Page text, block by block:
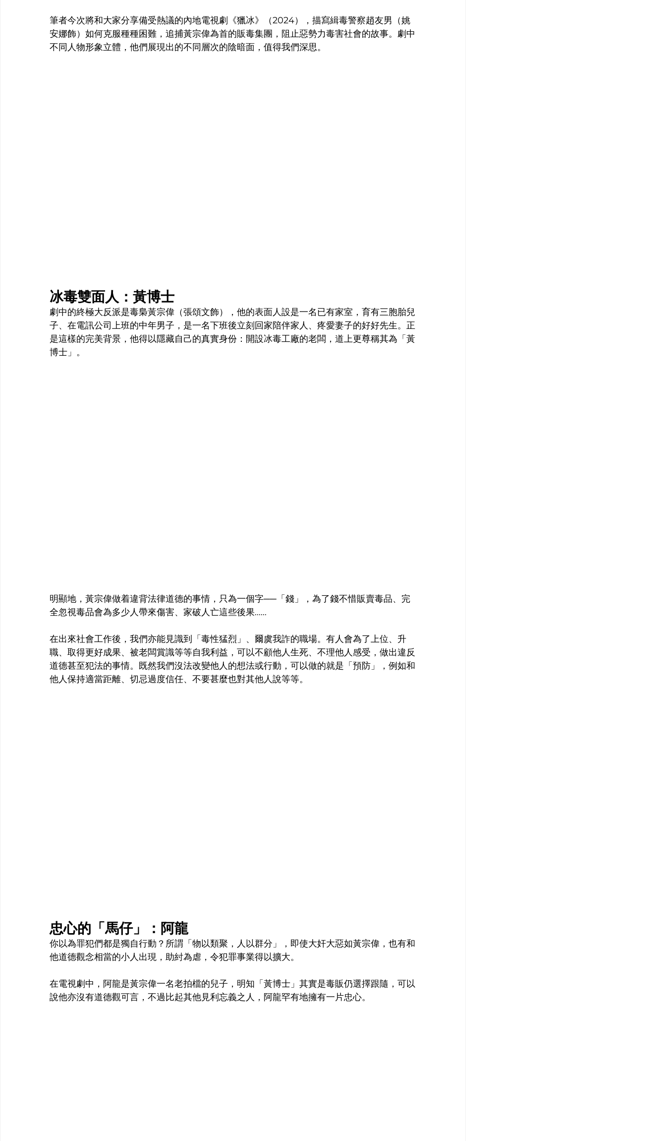
筆者今次將和大家分享備受熱議的內地電視劇《獵冰》（2024），描寫緝毒警察趙友男（姚
安娜飾）如何克服種種困難，追捕黃宗偉為首的販毒集團，阻止惡勢力毒害社會的故事。劇中
不同人物形象立體，他們展現出的不同層次的陰暗面，值得我們深思。
冰毒雙面人：黃博士
劇中的終極大反派是毒梟黃宗偉（張頌文飾），他的表面人設是一名已有家室，育有三胞胎兒
子、在電訊公司上班的中年男子，是一名下班後立刻回家陪伴家人、疼愛妻子的好好先生。正
是這樣的完美背景，他得以隱藏自己的真實身份：開設冰毒工廠的老闆，道上更尊稱其為「黃
博士」。
明顯地，黃宗偉做着違背法律道德的事情，只為一個字──「錢」，為了錢不惜販賣毒品、完
全忽視毒品會為多少人帶來傷害、家破人亡這些後果......
在出來社會工作後，我們亦能見識到「毒性猛烈」、爾虞我詐的職場。有人會為了上位、升
職、取得更好成果、被老闆賞識等等自我利益，可以不顧他人生死、不理他人感受，做出違反
道德甚至犯法的事情。既然我們沒法改變他人的想法或行動，可以做的就是「預防」，例如和
他人保持適當距離、切忌過度信任、不要甚麼也對其他人說等等。
忠心的「馬仔」：阿龍
你以為罪犯們都是獨自行動？所謂「物以類聚，人以群分」，即使大奸大惡如黃宗偉，也有和
他道德觀念相當的小人出現，助紂為虐，令犯罪事業得以擴大。
在電視劇中，阿龍是黃宗偉一名老拍檔的兒子，明知「黃博士」其實是毒販仍選擇跟隨，可以
說他亦沒有道德觀可言，不過比起其他見利忘義之人，阿龍罕有地擁有一片忠心。